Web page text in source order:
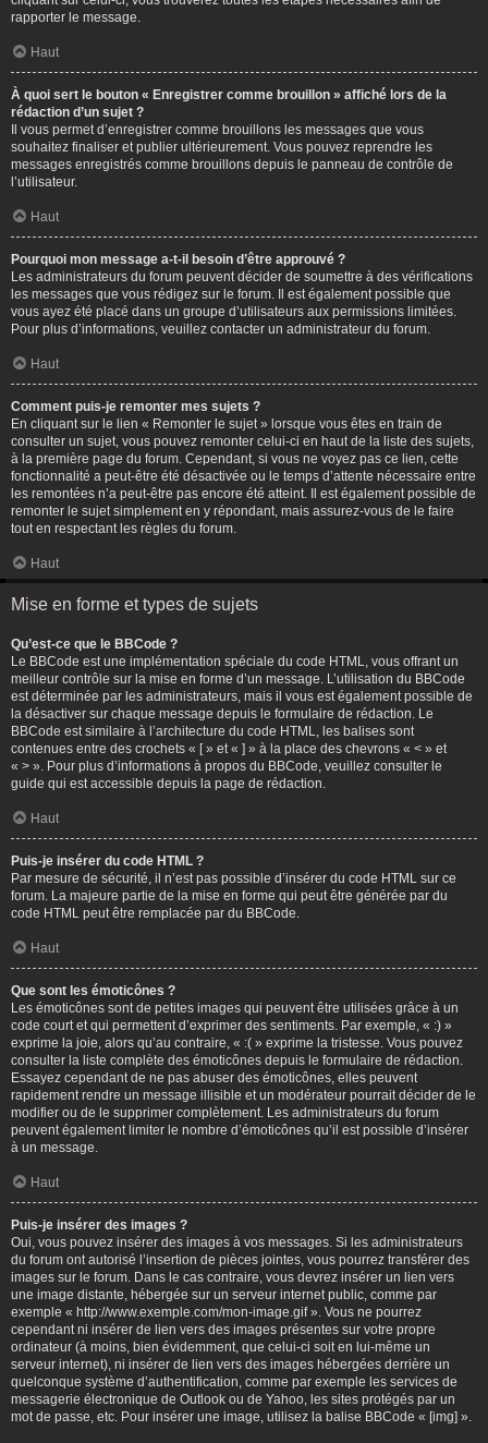
rapporter le message.
Haut
À quoi sert le bouton « Enregistrer comme brouillon » affiché lors de la
rédaction d’un sujet ?
Il vous permet d’enregistrer comme brouillons les messages que vous
souhaitez finaliser et publier ultérieurement. Vous pouvez reprendre les
messages enregistrés comme brouillons depuis le panneau de contrôle de
l’utilisateur.
Haut
Pourquoi mon message a-t-il besoin d’être approuvé ?
Les administrateurs du forum peuvent décider de soumettre à des vérifications
les messages que vous rédigez sur le forum. Il est également possible que
vous ayez été placé dans un groupe d’utilisateurs aux permissions limitées.
Pour plus d’informations, veuillez contacter un administrateur du forum.
Haut
Comment puis-je remonter mes sujets ?
En cliquant sur le lien « Remonter le sujet » lorsque vous êtes en train de
consulter un sujet, vous pouvez remonter celui-ci en haut de la liste des sujets,
à la première page du forum. Cependant, si vous ne voyez pas ce lien, cette
fonctionnalité a peut-être été désactivée ou le temps d’attente nécessaire entre
les remontées n’a peut-être pas encore été atteint. Il est également possible de
remonter le sujet simplement en y répondant, mais assurez-vous de le faire
tout en respectant les règles du forum.
Haut
Mise en forme et types de sujets
Qu’est-ce que le BBCode ?
Le BBCode est une implémentation spéciale du code HTML, vous offrant un
meilleur contrôle sur la mise en forme d’un message. L’utilisation du BBCode
est déterminée par les administrateurs, mais il vous est également possible de
la désactiver sur chaque message depuis le formulaire de rédaction. Le
BBCode est similaire à l’architecture du code HTML, les balises sont
contenues entre des crochets « [ » et « ] » à la place des chevrons « < » et
« > ». Pour plus d’informations à propos du BBCode, veuillez consulter le
guide qui est accessible depuis la page de rédaction.
Haut
Puis-je insérer du code HTML ?
Par mesure de sécurité, il n’est pas possible d’insérer du code HTML sur ce
forum. La majeure partie de la mise en forme qui peut être générée par du
code HTML peut être remplacée par du BBCode.
Haut
Que sont les émoticônes ?
Les émoticônes sont de petites images qui peuvent être utilisées grâce à un
code court et qui permettent d’exprimer des sentiments. Par exemple, « :) »
exprime la joie, alors qu’au contraire, « :( » exprime la tristesse. Vous pouvez
consulter la liste complète des émoticônes depuis le formulaire de rédaction.
Essayez cependant de ne pas abuser des émoticônes, elles peuvent
rapidement rendre un message illisible et un modérateur pourrait décider de le
modifier ou de le supprimer complètement. Les administrateurs du forum
peuvent également limiter le nombre d’émoticônes qu’il est possible d’insérer
à un message.
Haut
Puis-je insérer des images ?
Oui, vous pouvez insérer des images à vos messages. Si les administrateurs
du forum ont autorisé l’insertion de pièces jointes, vous pourrez transférer des
images sur le forum. Dans le cas contraire, vous devrez insérer un lien vers
une image distante, hébergée sur un serveur internet public, comme par
exemple « http://www.exemple.com/mon-image.gif ». Vous ne pourrez
cependant ni insérer de lien vers des images présentes sur votre propre
ordinateur (à moins, bien évidemment, que celui-ci soit en lui-même un
serveur internet), ni insérer de lien vers des images hébergées derrière un
quelconque système d’authentification, comme par exemple les services de
messagerie électronique de Outlook ou de Yahoo, les sites protégés par un
mot de passe, etc. Pour insérer une image, utilisez la balise BBCode « [img] ».